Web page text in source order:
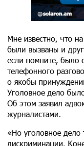
Мне известно, что
были вызваны и
если помните, было
телефонного
о якобы
Уголовное дело
Об этом заявил
журналистами.
«Но уголовное дело
дискриминации.